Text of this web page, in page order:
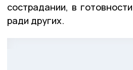
сострадании, в
ради других.